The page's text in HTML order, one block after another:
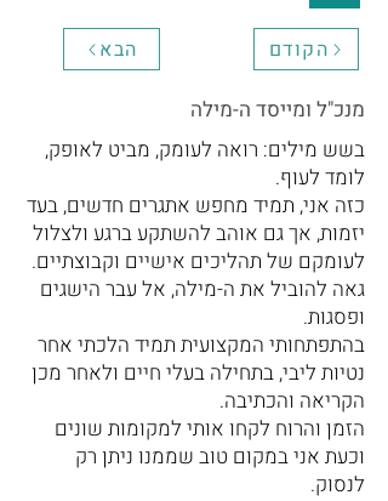
הבא הקודם
מנכ"ל ומייסד ה-מילה
בשש מילים: רואה לעומק, מביט לאופק,
לומד לעוף.
כזה אני, תמיד מחפש אתגרים חדשים, בעד
יזמות, אך גם אוהב להשתקע ברגע ולצלול
לעומקם של תהליכים אישיים וקבוצתיים.
גאה להוביל את ה-מילה, אל עבר הישגים
ופסגות.
בהתפתחותי המקצועית תמיד הלכתי אחר
נטיות ליבי, בתחילה בעלי חיים ולאחר מכן
הקריאה והכתיבה.
הזמן והרוח לקחו אותי למקומות שונים
וכעת אני במקום טוב שממנו ניתן רק
לנסוק.